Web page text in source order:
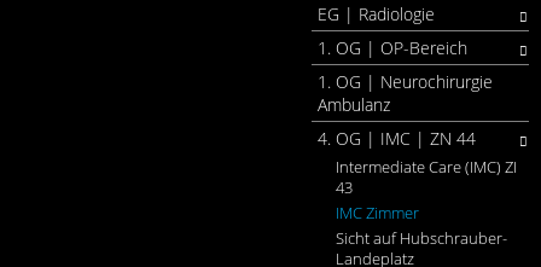
EG | Radiologie
1. OG | OP-Bereich
1. OG | Neurochirurgie
Ambulanz
4. OG | IMC | ZN 44
Intermediate Care (IMC) ZI
43
IMC Zimmer
Sicht auf Hubschrauber-
Landeplatz